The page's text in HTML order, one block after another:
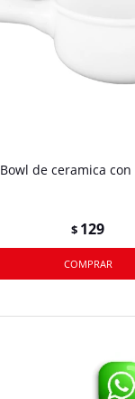
Bowl de ceramica
$ 129